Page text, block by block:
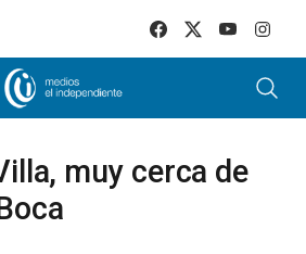
muy cerca de